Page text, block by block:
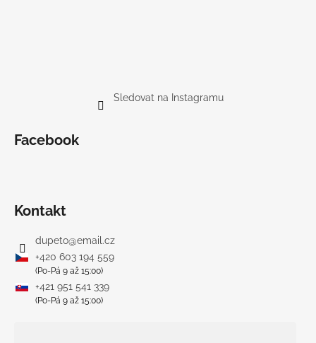
Sledovat na Instagramu
Facebook
Kontakt
dupeto@email.cz
+420 603 194 559
(Po-Pá 9 až 15:00)
+421 951 541 339
(Po-Pá 9 až 15:00)